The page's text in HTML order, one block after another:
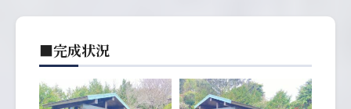
■完成状況